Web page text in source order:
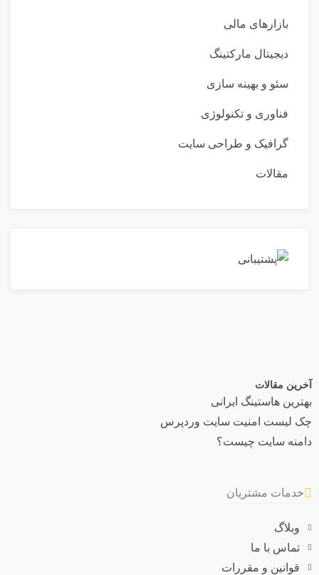
بازارهای مالی
دیجیتال مارکتینگ
سئو و بهینه سازی
فناوری و تکنولوژی
گرافیک و طراحی سایت
مقالات
آخرین مقالات
بهترین هاستینگ ایرانی
چک لیست امنیت سایت وردپرس
دامنه سایت چیست؟
خدمات مشتریان
وبلاگ
تماس با ما
قوانین و مقررات